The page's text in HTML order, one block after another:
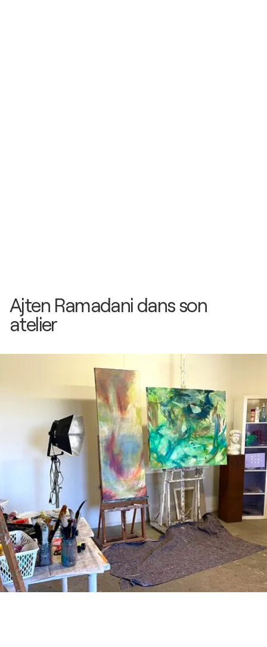
Ajten Ramadani dans son
atelier